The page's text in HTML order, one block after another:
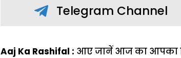
Telegram Channel
Aaj Ka Rashifal : आए जानें आज का आपका